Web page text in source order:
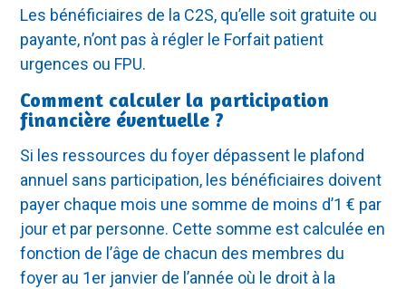
Les bénéficiaires de la C2S, qu’elle soit gratuite ou
payante, n’ont pas à régler le Forfait patient
urgences ou FPU.
Comment calculer la participation
financière éventuelle ?
Si les ressources du foyer dépassent le plafond
annuel sans participation, les bénéficiaires doivent
payer chaque mois une somme de moins d’1 € par
jour et par personne. Cette somme est calculée en
fonction de l’âge de chacun des membres du
foyer au 1er janvier de l’année où le droit à la